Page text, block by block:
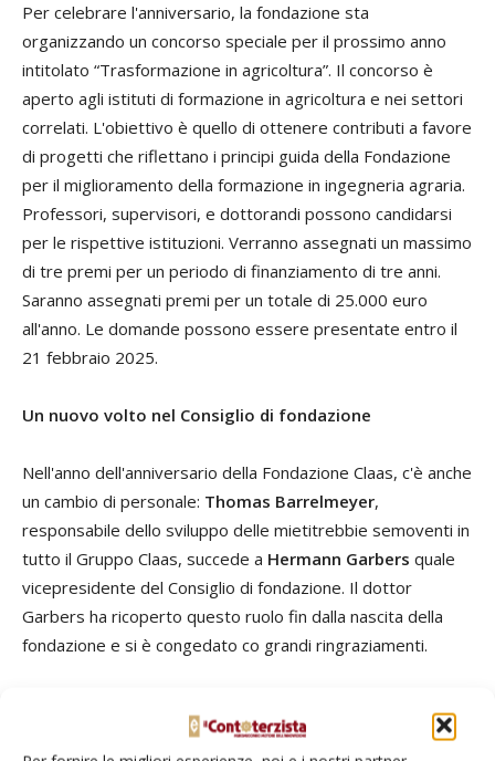
Per celebrare l'anniversario, la fondazione sta
organizzando un concorso speciale per il prossimo anno
intitolato “Trasformazione in agricoltura”. Il concorso è
aperto agli istituti di formazione in agricoltura e nei settori
correlati. L'obiettivo è quello di ottenere contributi a favore
di progetti che riflettano i principi guida della Fondazione
per il miglioramento della formazione in ingegneria agraria.
Professori, supervisori, e dottorandi possono candidarsi
per le rispettive istituzioni. Verranno assegnati un massimo
di tre premi per un periodo di finanziamento di tre anni.
Saranno assegnati premi per un totale di 25.000 euro
all'anno. Le domande possono essere presentate entro il
21 febbraio 2025.
Un nuovo volto nel Consiglio di fondazione
Nell'anno dell'anniversario della Fondazione Claas, c'è anche
un cambio di personale: Thomas Barrelmeyer,
responsabile dello sviluppo delle mietitrebbie semoventi in
tutto il Gruppo Claas, succede a Hermann Garbers quale
vicepresidente del Consiglio di fondazione. Il dottor
Garbers ha ricoperto questo ruolo fin dalla nascita della
fondazione e si è congedato co grandi ringraziamenti.
Fondazione Claas